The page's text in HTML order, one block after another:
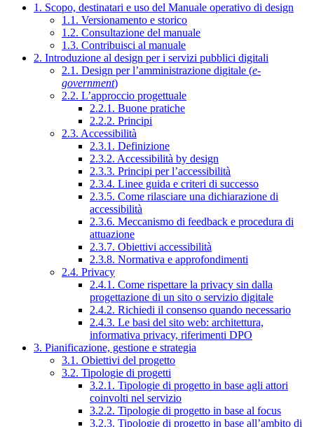
1. Scopo, destinatari e uso del Manuale operativo di design
1.1. Versionamento e storico
1.2. Consultazione del manuale
1.3. Contribuisci al manuale
2. Introduzione al design per i servizi pubblici digitali
2.1. Design per l’amministrazione digitale (e-
government)
2.2. L’approccio progettuale
2.2.1. Buone pratiche
2.2.2. Principi
2.3. Accessibilità
2.3.1. Definizione
2.3.2. Accessibilità by design
2.3.3. Principi per l’accessibilità
2.3.4. Linee guida e criteri di successo
2.3.5. Come rilasciare una dichiarazione di
accessibilità
2.3.6. Meccanismo di feedback e procedura di
attuazione
2.3.7. Obiettivi accessibilità
2.3.8. Normativa e approfondimenti
2.4. Privacy
2.4.1. Come rispettare la privacy sin dalla
progettazione di un sito o servizio digitale
2.4.2. Richiedi il consenso quando necessario
2.4.3. Le basi del sito web: architettura,
informativa privacy, riferimenti DPO
3. Pianificazione, gestione e strategia
3.1. Obiettivi del progetto
3.2. Tipologie di progetti
3.2.1. Tipologie di progetto in base agli attori
coinvolti nel servizio
3.2.2. Tipologie di progetto in base al focus
3.2.3. Tipologie di progetto in base all’ambito di